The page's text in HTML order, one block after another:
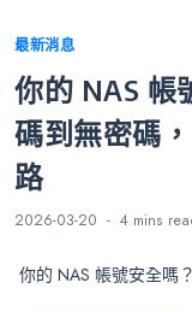
Categories
最新消息
你的 NAS
碼到無密碼
路
2026-03-20 4 mins
你的 NAS 帳號安全嗎